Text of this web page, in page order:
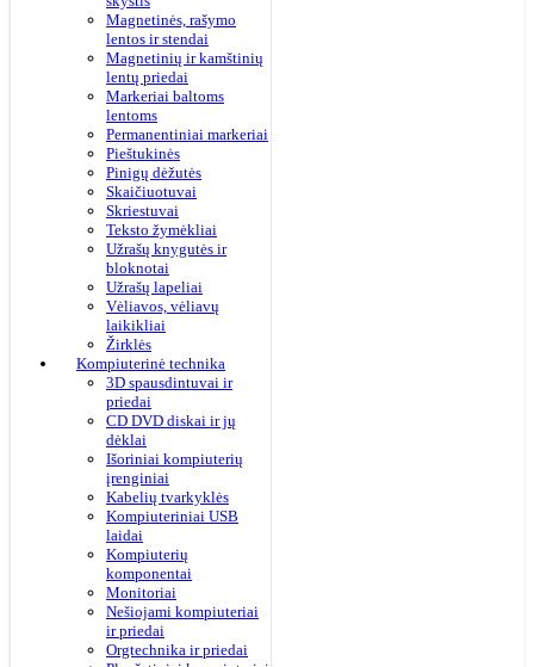
Magnetinės, rašymo
lentos ir stendai
Magnetinių ir kamštinių
lentų priedai
Markeriai baltoms
lentoms
Permanentiniai markeriai
Pieštukinės
Pinigų dėžutės
Skaičiuotuvai
Skriestuvai
Teksto žymėkliai
Užrašų knygutės ir
bloknotai
Užrašų lapeliai
Vėliavos, vėliavų
laikikliai
Žirklės
Kompiuterinė technika
3D spausdintuvai ir
priedai
CD DVD diskai ir jų
dėklai
Išoriniai kompiuterių
įrenginiai
Kabelių tvarkyklės
Kompiuteriniai USB
laidai
Kompiuterių
komponentai
Monitoriai
Nešiojami kompiuteriai
ir priedai
Orgtechnika ir priedai